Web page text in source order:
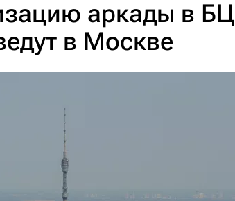
аркады в БЦ
в Москве